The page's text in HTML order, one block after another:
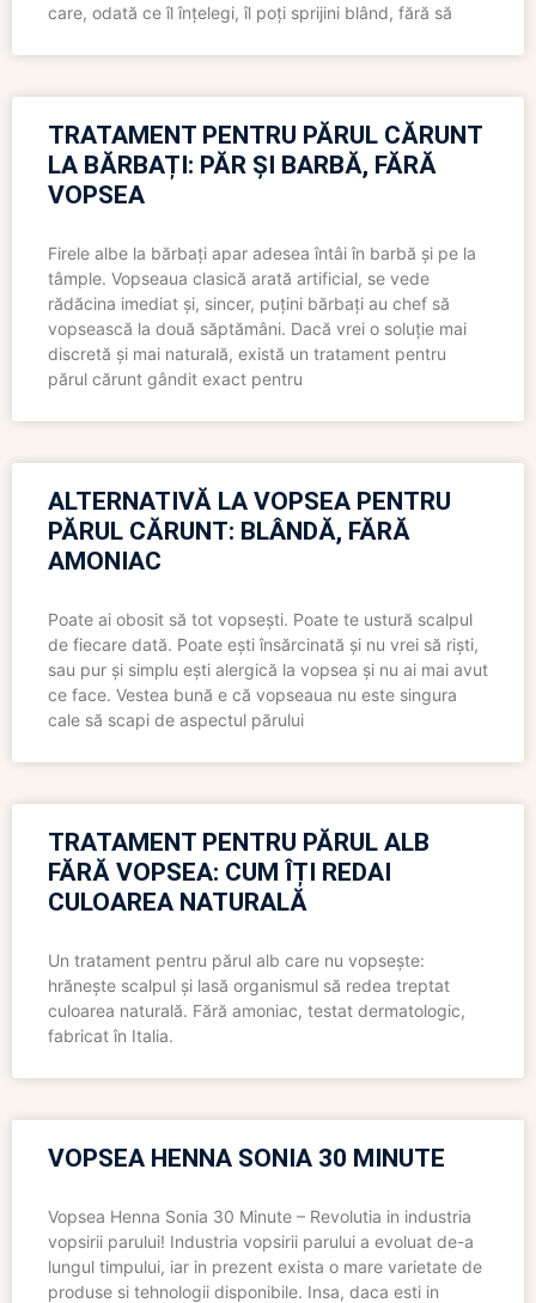
care, odată ce îl înțelegi, îl poți sprijini blând, fără să
TRATAMENT PENTRU PĂRUL CĂRUNT
LA BĂRBAȚI: PĂR ȘI BARBĂ, FĂRĂ
VOPSEA
Firele albe la bărbați apar adesea întâi în barbă și pe la
tâmple. Vopseaua clasică arată artificial, se vede
rădăcina imediat și, sincer, puțini bărbați au chef să
vopsească la două săptămâni. Dacă vrei o soluție mai
discretă și mai naturală, există un tratament pentru
părul cărunt gândit exact pentru
ALTERNATIVĂ LA VOPSEA PENTRU
PĂRUL CĂRUNT: BLÂNDĂ, FĂRĂ
AMONIAC
Poate ai obosit să tot vopsești. Poate te ustură scalpul
de fiecare dată. Poate ești însărcinată și nu vrei să riști,
sau pur și simplu ești alergică la vopsea și nu ai mai avut
ce face. Vestea bună e că vopseaua nu este singura
cale să scapi de aspectul părului
TRATAMENT PENTRU PĂRUL ALB
FĂRĂ VOPSEA: CUM ÎȚI REDAI
CULOAREA NATURALĂ
Un tratament pentru părul alb care nu vopsește:
hrănește scalpul și lasă organismul să redea treptat
culoarea naturală. Fără amoniac, testat dermatologic,
fabricat în Italia.
VOPSEA HENNA SONIA 30 MINUTE
Vopsea Henna Sonia 30 Minute – Revolutia in industria
vopsirii parului! Industria vopsirii parului a evoluat de-a
lungul timpului, iar in prezent exista o mare varietate de
produse si tehnologii disponibile. Insa, daca esti in